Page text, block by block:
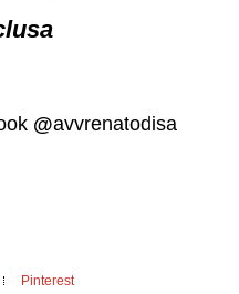
@avvrenatodisa
Pinterest